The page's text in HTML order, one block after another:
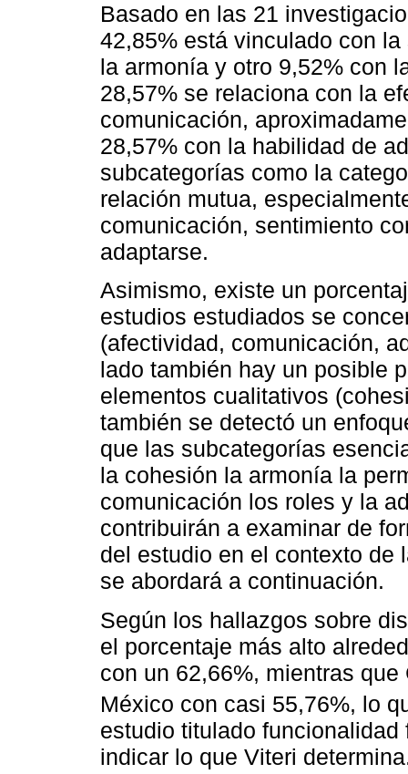
Basado en las 21
42,85% está vinculado con
la armonía y otro 9,52% con
28,57% se relaciona con la
comunicación,
28,57% con la habilidad de
subcategorías como la
relación mutua,
comunicación, sentimiento
adaptarse.
Asimismo, existe un
estudios estudiados se
(afectividad, comunicación,
lado también hay un posible
elementos cualitativos
también se detectó un
que las subcategorías
la cohesión la armonía la
comunicación los roles y la
contribuirán a examinar de
del estudio en el contexto de
se abordará a continuación.
Según los hallazgos sobre
el porcentaje más alto
con un 62,66%, mientras
México con casi 55,76%, lo
estudio titulado
indicar lo que Viteri